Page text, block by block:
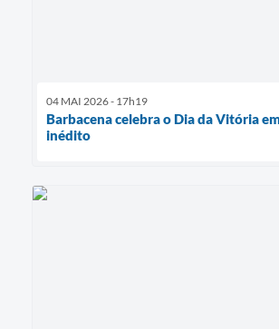
04 MAI 2026 - 17h19
Barbacena celebra o Dia da Vitória
inédito